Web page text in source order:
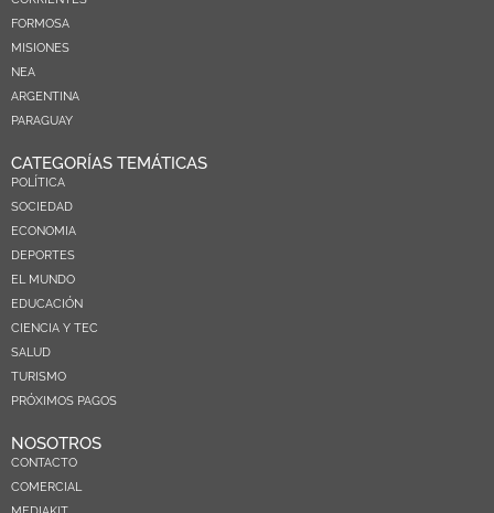
FORMOSA
MISIONES
NEA
ARGENTINA
PARAGUAY
CATEGORÍAS TEMÁTICAS
POLÍTICA
SOCIEDAD
ECONOMIA
DEPORTES
EL MUNDO
EDUCACIÓN
CIENCIA Y TEC
SALUD
TURISMO
PRÓXIMOS PAGOS
NOSOTROS
CONTACTO
COMERCIAL